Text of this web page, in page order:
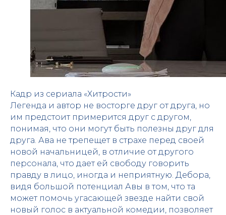
Кадр из сериала «Хитрости»
Легенда и автор не восторге друг от друга, но
им предстоит примерится друг с другом,
понимая, что они могут быть полезны друг для
друга. Ава не трепещет в страхе перед своей
новой начальницей, в отличие от другого
персонала, что дает ей свободу говорить
правду в лицо, иногда и неприятную. Дебора,
видя большой потенциал Авы в том, что та
может помочь угасающей звезде найти свой
новый голос в актуальной комедии, позволяет